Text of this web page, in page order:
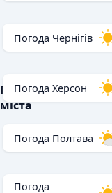
Популярні
міста
Погода Чернігів
Погода Херсон
Погода Полтава
Погода